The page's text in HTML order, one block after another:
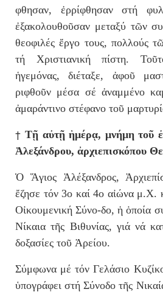
φθησαν, ἐρρίφθησαν στή
ἐξακολουθοῦσαν μεταξύ τῶν
θεοφιλές ἔργο τους, πολλούς
τή Χριστιανική πίστη.
ἡγεμόνας, διέταξε, ἀφοῦ
ριφθοῦν μέσα σέ ἀναμμένο
ἀμαράντινο στέφανο τοῦ
† Τῇ αὐτῇ ἡμέρᾳ, μνήμη τοῦ
Ἀλεξάνδρου, ἀρχιεπισκόπου
Ὁ Ἅγιος Ἀλέξανδρος,
ἔζησε τόν 3ο καί 4ο αἰώνα μ.Χ.
Οἰκουμενική Σύνο-δο, ἡ ὁποία
Νίκαια τῆς Βιθυνίας, γιά νά
δοξασίες τοῦ Ἀρείου.
Σύμφωνα μέ τόν Γελάσιο
ὑπογράφει στή Σύνοδο τῆς